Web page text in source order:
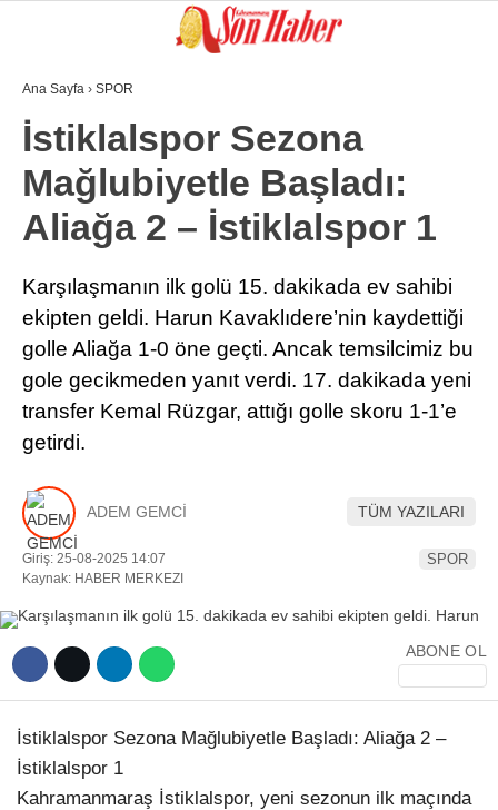
Facebook
GÜNDEM
3. SAYFA
SAĞLIK
EĞİTİM
KÜLTÜR SANAT
EKONOMİ
YAZARLAR
YEREL HABERLER
Ana Sayfa › SPOR
İstiklalspor Sezona
Mağlubiyetle Başladı:
Aliağa 2 – İstiklalspor 1
Karşılaşmanın ilk golü 15. dakikada ev sahibi
ekipten geldi. Harun Kavaklıdere’nin kaydettiği
golle Aliağa 1-0 öne geçti. Ancak temsilcimiz bu
gole gecikmeden yanıt verdi. 17. dakikada yeni
transfer Kemal Rüzgar, attığı golle skoru 1-1’e
getirdi.
ADEM GEMCİ TÜM YAZILARI
Giriş: 25-08-2025 14:07
Kaynak: HABER MERKEZI
SPOR
ABONE OL
İstiklalspor Sezona Mağlubiyetle Başladı: Aliağa 2 –
İstiklalspor 1
Kahramanmaraş İstiklalspor, yeni sezonun ilk maçında